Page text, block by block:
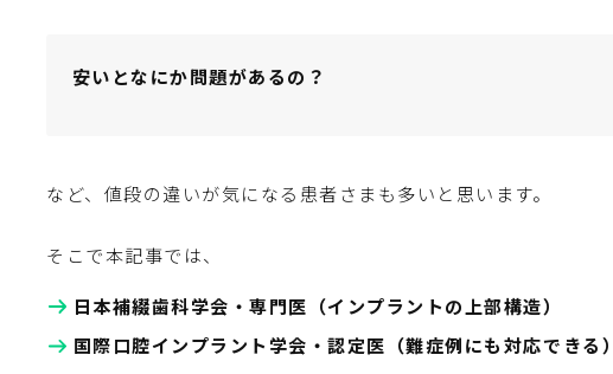
安いとなにか問題があるの？
など、値段の違いが気になる患者さまも多いと思います。
そこで本記事では、
日本補綴歯科学会・専門医（インプラントの上部構造）
国際口腔インプラント学会・認定医（難症例にも対応できる